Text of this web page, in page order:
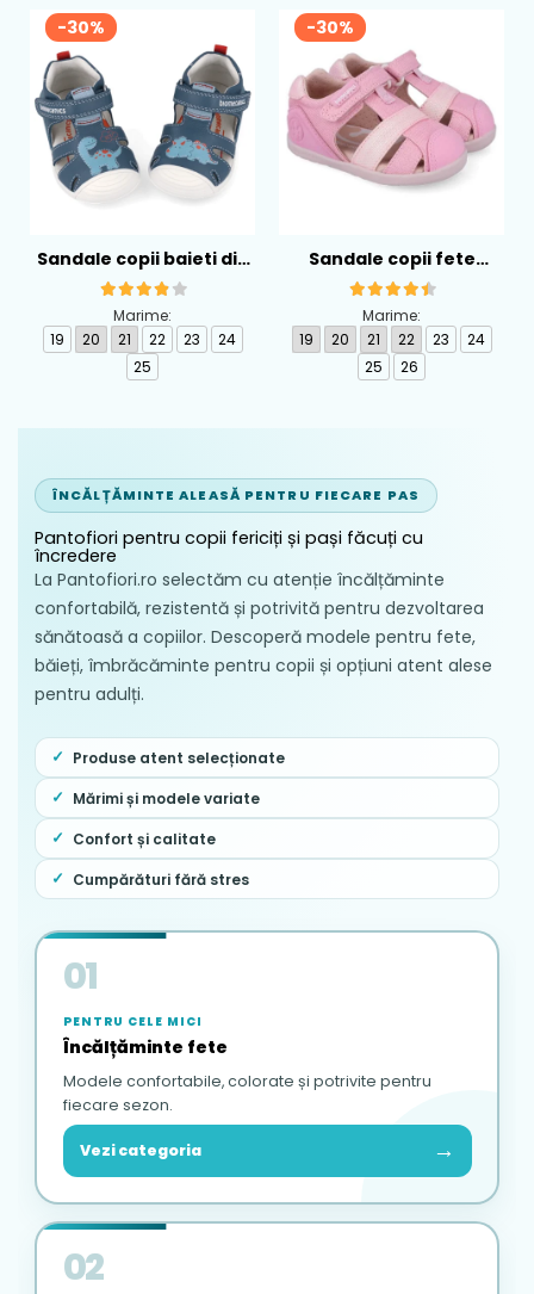
-30%
Sandale copii baieti din
piele Biomecanics,
Albastru - 262126-A556
Marime:
19
20 21 22 23
24
25
-30%
Sandale copii fete
calapod lat din textil
Biomecanics, Roz -
262194-A032
Marime:
19
20 21 22 23
24
25
26
ÎNCĂLȚĂMINTE ALEASĂ PENTRU FIECARE PAS
Pantofiori pentru copii fericiți și pași făcuți cu
încredere
La Pantofiori.ro selectăm cu atenție încălțăminte
confortabilă, rezistentă și potrivită pentru dezvoltarea
sănătoasă a copiilor. Descoperă modele pentru fete,
băieți, îmbrăcăminte pentru copii și opțiuni atent alese
pentru adulți.
Produse atent selecționate
Mărimi și modele variate
Confort și calitate
Cumpărături fără stres
01
PENTRU CELE MICI
Încălțăminte fete
Modele confortabile, colorate și potrivite pentru
fiecare sezon.
Vezi categoria →
02